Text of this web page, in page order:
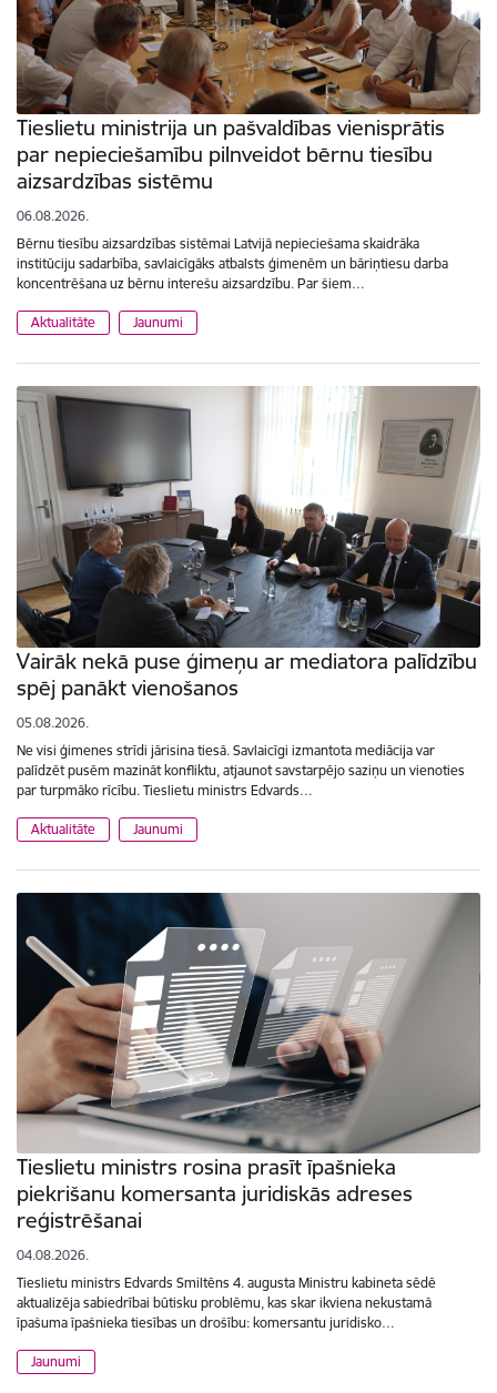
Tieslietu ministrija un pašvaldības vienisprātis
par nepieciešamību pilnveidot bērnu tiesību
aizsardzības sistēmu
06.08.2026.
Bērnu tiesību aizsardzības sistēmai Latvijā nepieciešama skaidrāka
institūciju sadarbība, savlaicīgāks atbalsts ģimenēm un bāriņtiesu darba
koncentrēšana uz bērnu interešu aizsardzību. Par šiem…
Aktualitāte Jaunumi
Vairāk nekā puse ģimeņu ar mediatora palīdzību
spēj panākt vienošanos
05.08.2026.
Ne visi ģimenes strīdi jārisina tiesā. Savlaicīgi izmantota mediācija var
palīdzēt pusēm mazināt konfliktu, atjaunot savstarpējo saziņu un vienoties
par turpmāko rīcību. Tieslietu ministrs Edvards…
Aktualitāte Jaunumi
Tieslietu ministrs rosina prasīt īpašnieka
piekrišanu komersanta juridiskās adreses
reģistrēšanai
04.08.2026.
Tieslietu ministrs Edvards Smiltēns 4. augusta Ministru kabineta sēdē
aktualizēja sabiedrībai būtisku problēmu, kas skar ikviena nekustamā
īpašuma īpašnieka tiesības un drošību: komersantu juridisko…
Jaunumi